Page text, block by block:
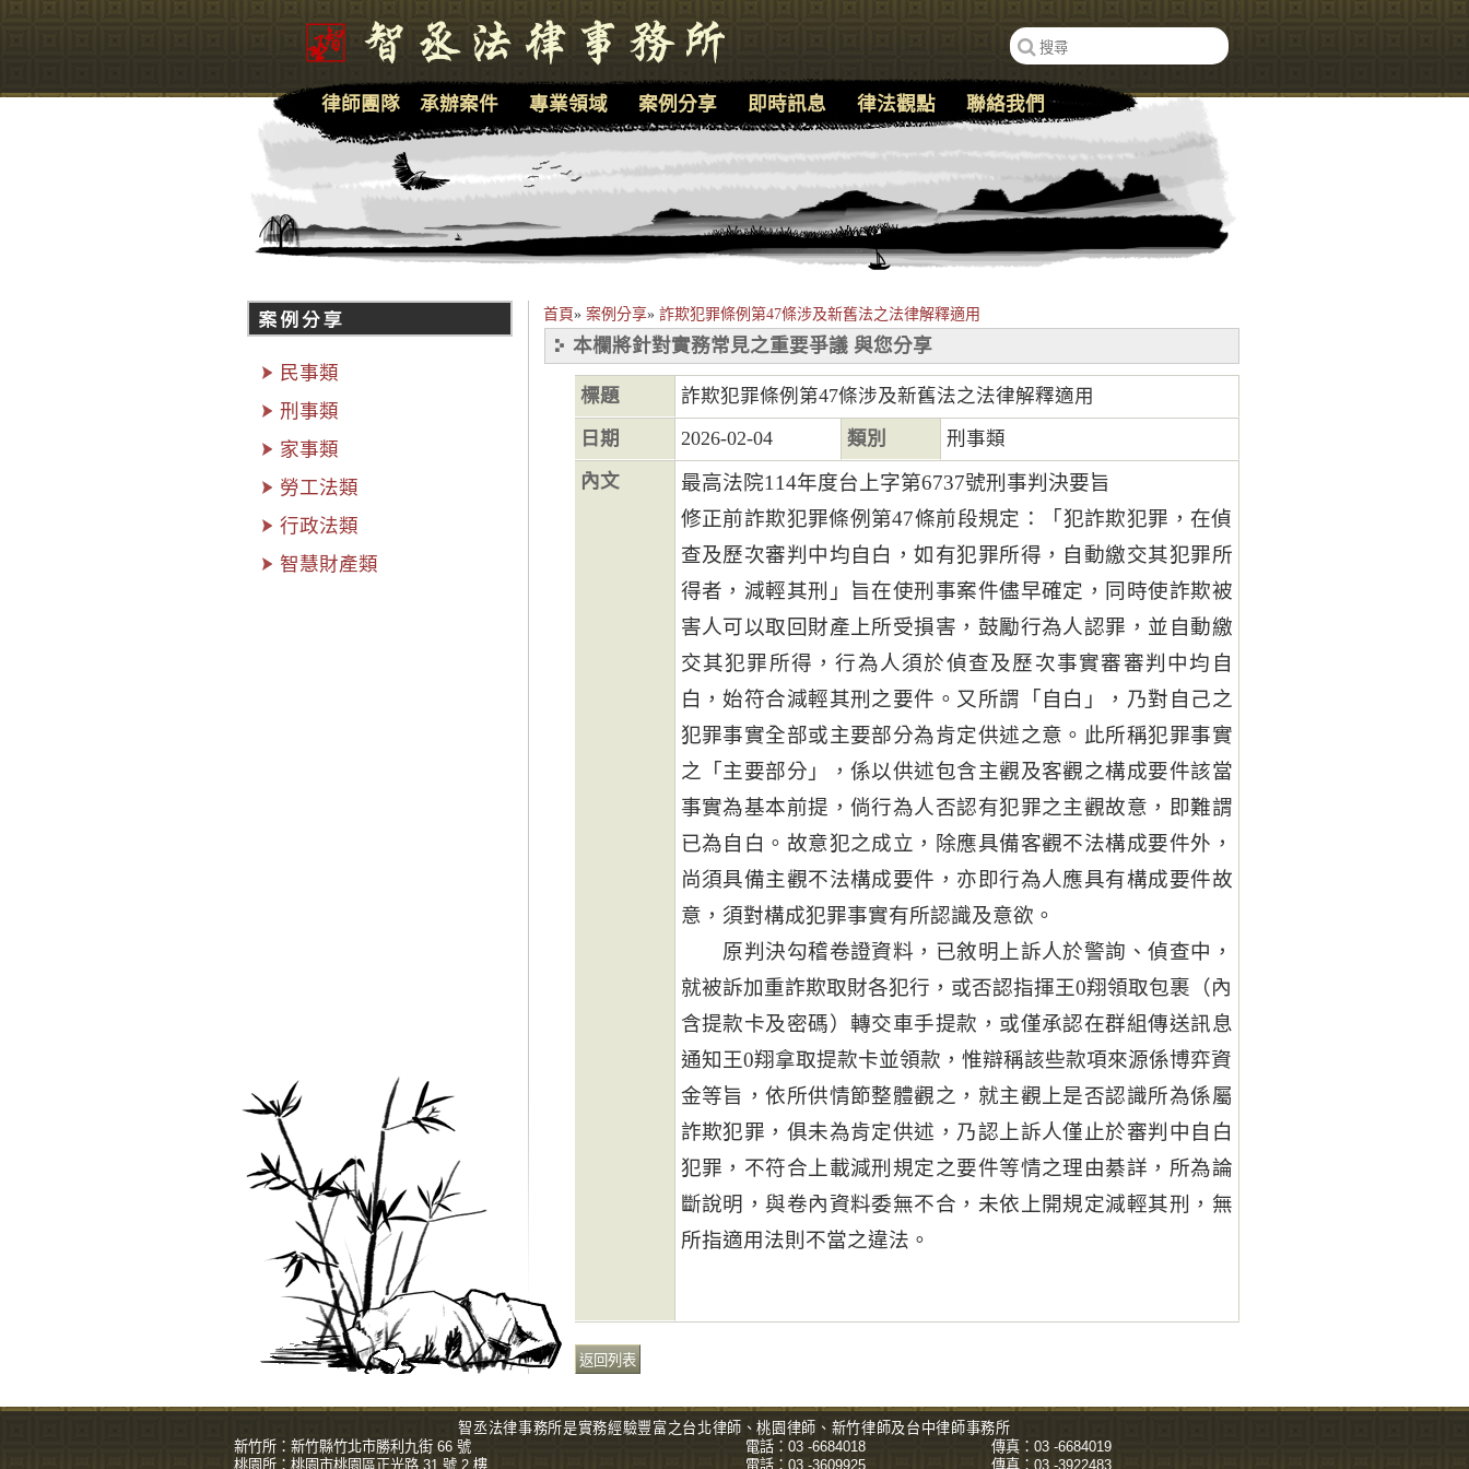
首頁» 案例分享» 詐欺犯罪條例第47條涉及新舊法之法律解釋適用
本欄將針對實務常見之重要爭議 與您分享
標題
詐欺犯罪條例第47條涉及新舊法之法律解釋適用
日期
2026-02-04 類別
刑事類
內文
最高法院114年度台上字第6737號刑事判決要旨
修正前詐欺犯罪條例第47條前段規定：「犯詐欺犯罪，在偵
查及歷次審判中均自白，如有犯罪所得，自動繳交其犯罪所
得者，減輕其刑」旨在使刑事案件儘早確定，同時使詐欺被
害人可以取回財產上所受損害，鼓勵行為人認罪，並自動繳
交其犯罪所得，行為人須於偵查及歷次事實審審判中均自
白，始符合減輕其刑之要件。又所謂「自白」，乃對自己之
犯罪事實全部或主要部分為肯定供述之意。此所稱犯罪事實
之「主要部分」，係以供述包含主觀及客觀之構成要件該當
事實為基本前提，倘行為人否認有犯罪之主觀故意，即難謂
已為自白。故意犯之成立，除應具備客觀不法構成要件外，
尚須具備主觀不法構成要件，亦即行為人應具有構成要件故
意，須對構成犯罪事實有所認識及意欲。
原判決勾稽卷證資料，已敘明上訴人於警詢、偵查中，
就被訴加重詐欺取財各犯行，或否認指揮王0翔領取包裹（內
含提款卡及密碼）轉交車手提款，或僅承認在群組傳送訊息
通知王0翔拿取提款卡並領款，惟辯稱該些款項來源係博弈資
金等旨，依所供情節整體觀之，就主觀上是否認識所為係屬
詐欺犯罪，俱未為肯定供述，乃認上訴人僅止於審判中自白
犯罪，不符合上載減刑規定之要件等情之理由綦詳，所為論
斷說明，與卷內資料委無不合，未依上開規定減輕其刑，無
所指適用法則不當之違法。
律師團隊 承辦案件 專業領域 案例分享 即時訊息 律法觀點 聯絡我們
民事類
刑事類
家事類
勞工法類
行政法類
智慧財產類
智丞法律事務所是實務經驗豐富之台北律師 、桃園律師、新竹律師及台中律師事務所
新竹所： 新竹縣竹北市勝利九街 66 號 電話： 03 -6684018
傳真：03 -6684019
桃園所： 桃園市桃園區正光路 31 號 2 樓 電話： 03 -3609925 傳真：03 -3922483